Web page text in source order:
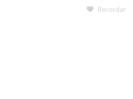
Recordar